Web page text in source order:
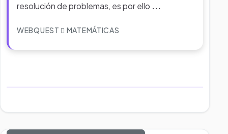
resolución de problemas, es por ello ...
WEBQUEST MATEMÁTICAS